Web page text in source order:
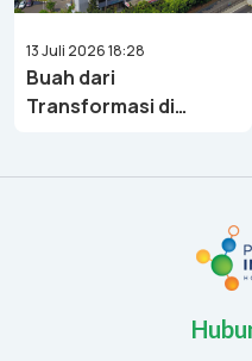
13 Juli 2026 18:28
Buah dari
Transformasi di